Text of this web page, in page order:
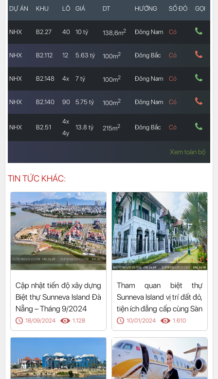
DỰ ÁN KHU LÔ GIÁ DT HƯỚNG SỔ ĐỎ GỌI
NHX B2.27 40 10 tỷ 138,6m2 Đông Nam Có
NHX B2.112 12 5.63 tỷ 100m2 Đông Bắc Có
NHX B2.148 4x 7 tỷ 100m2 Đông Nam Có
NHX B2.140 90 5.75 tỷ 100m2 Đông Nam Có
NHX B2.51
4x
4y
13.8 tỷ 215m2 Đông Bắc Có
Xem toàn bộ
TIN TỨC KHÁC:
Cập nhật tiến độ xây dựng
Biệt thự Sunneva Island Đà
Nẵng – Tháng 9/2024
18/09/2024 1.128
Tham quan biệt thự
Sunneva Island vị trí đất đỏ,
tiện ích đẳng cấp cùng Sàn
Đất Nền Hòa Xuân
10/01/2024 1.610